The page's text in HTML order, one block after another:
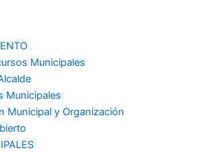
Municipales
Municipales
Municipal y Organización